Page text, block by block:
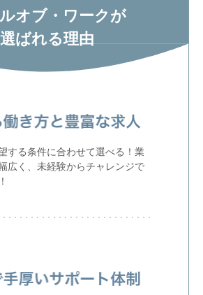
オブ・ワークが
選ばれる理由
する条件に合わせて選べる！業
広く、未経験からチャレンジで